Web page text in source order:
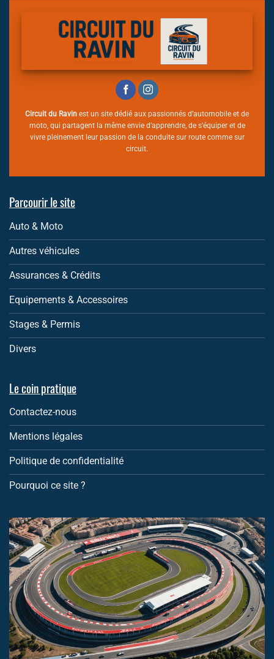
Circuit du Ravin est un site dédié aux passionnés d’automobile et de
moto, qui partagent la même envie d’apprendre, de s’équiper et de
vivre pleinement leur passion de la conduite sur route comme sur
circuit.
Parcourir le site
Auto & Moto
Autres véhicules
Assurances & Crédits
Equipements & Accessoires
Stages & Permis
Divers
Le coin pratique
Contactez-nous
Mentions légales
Politique de confidentialité
Pourquoi ce site ?